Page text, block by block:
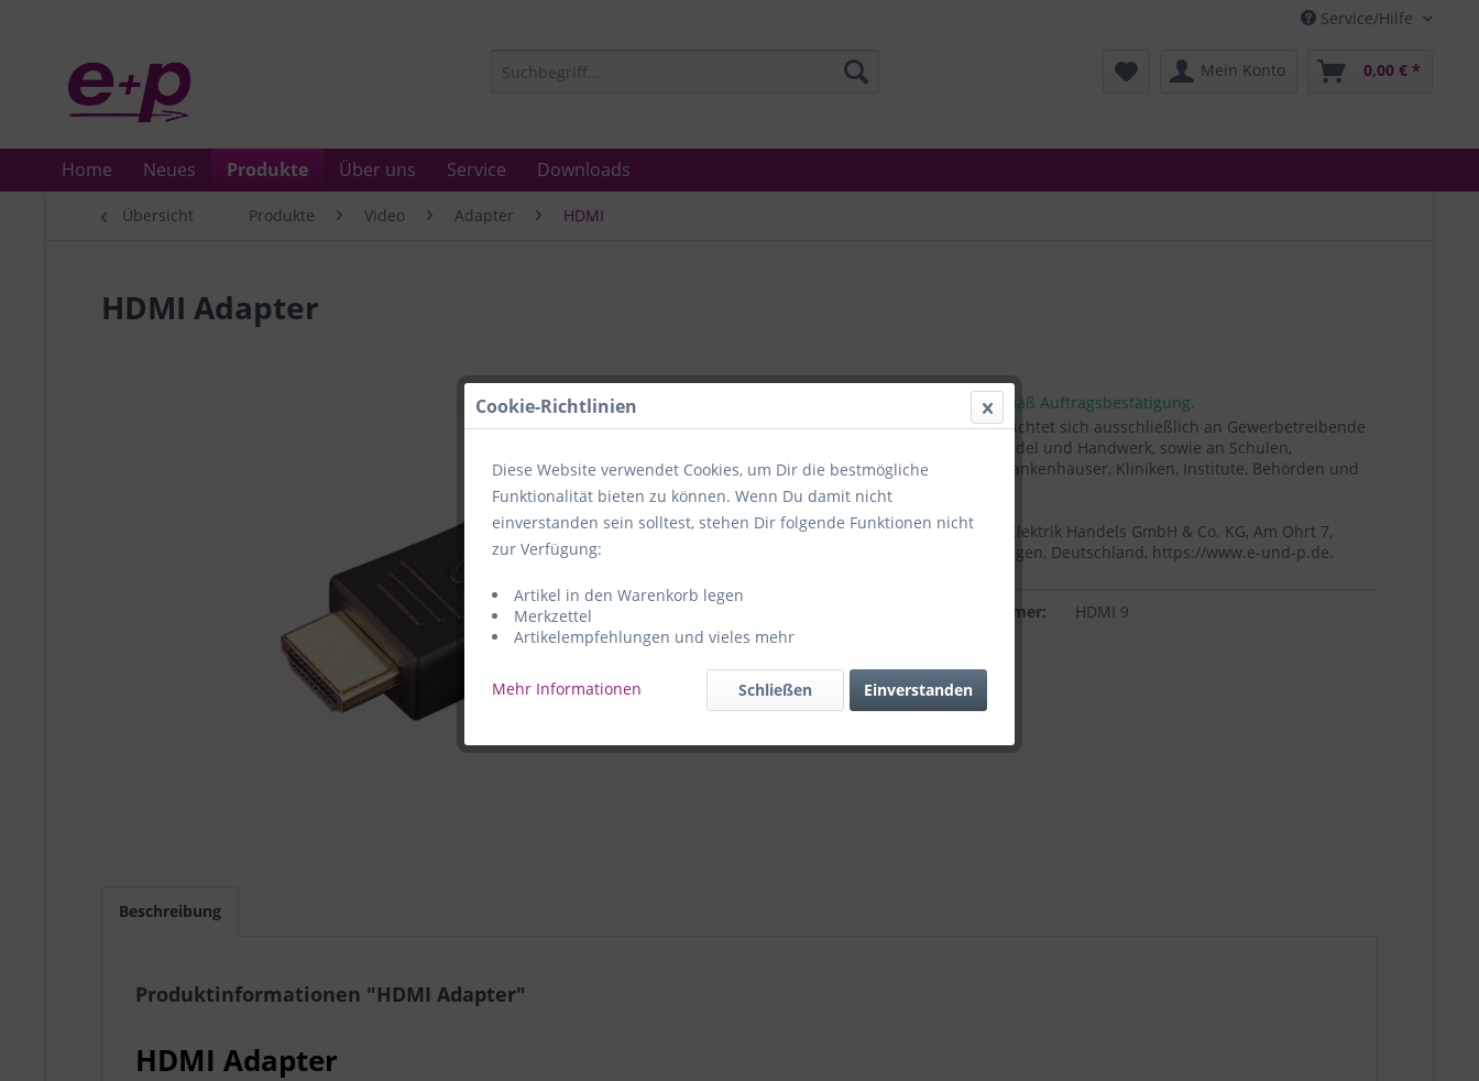
Service/Hilfe
Mein Konto 0,00 € *
Home Neues Produkte Über uns Service Downloads
Übersicht Produkte Video Adapter HDMI
HDMI Adapter
Lieferzeit gemäß Auftragsbestätigung.
Unser Angebot richtet sich ausschließlich an Gewerbetreibende
in Industrie, Handel und Handwerk, sowie an Schulen,
Laboratorien, Krankenhäuser, Kliniken, Institute, Behörden und
Hersteller:e+p Elektrik Handels GmbH & Co. KG, Am Ohrt 7,
59469 Ense-Höingen, Deutschland, https://www.e-und-p.de.
e+p Artikelnummer: HDMI 9
Beschreibung
Produktinformationen "HDMI Adapter"
HDMI Adapter
Cookie-Richtlinien
Diese Website verwendet Cookies, um Dir die bestmögliche
Funktionalität bieten zu können. Wenn Du damit nicht
einverstanden sein solltest, stehen Dir folgende Funktionen nicht
zur Verfügung:
Artikel in den Warenkorb legen
Merkzettel
Artikelempfehlungen und vieles mehr
Mehr Informationen Einverstanden
Schließen